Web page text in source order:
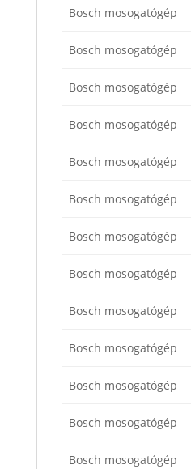
Bosch mosogatógép
Bosch mosogatógép
Bosch mosogatógép
Bosch mosogatógép
Bosch mosogatógép
Bosch mosogatógép
Bosch mosogatógép
Bosch mosogatógép
Bosch mosogatógép
Bosch mosogatógép
Bosch mosogatógép
Bosch mosogatógép
Bosch mosogatógép